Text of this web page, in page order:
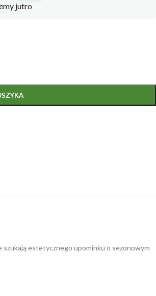
jutro
estetycznego upominku o sezonowym